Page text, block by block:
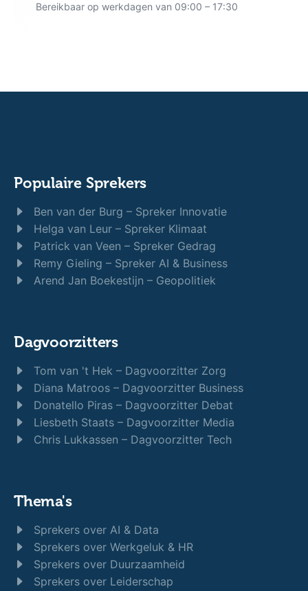
Bereikbaar op werkdagen van 09:00 – 17:30
Populaire Sprekers
Ben van der Burg – Spreker Innovatie
Helga van Leur – Spreker Klimaat
Patrick van Veen – Spreker Gedrag
Remy Gieling – Spreker AI & Business
Arend Jan Boekestijn – Geopolitiek
Dagvoorzitters
Tom van 't Hek – Dagvoorzitter Zorg
Diana Matroos – Dagvoorzitter Business
Donatello Piras – Dagvoorzitter Debat
Liesbeth Staats – Dagvoorzitter Media
Chris Lukkassen – Dagvoorzitter Tech
Thema's
Sprekers over AI & Data
Sprekers over Werkgeluk & HR
Sprekers over Duurzaamheid
Sprekers over Leiderschap